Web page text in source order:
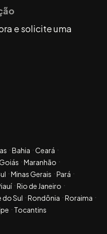
e solicite uma
Bahia
Ceará
Maranhão
Minas Gerais
Pará
Rio de Janeiro
do Sul Rondônia
Roraima
Tocantins